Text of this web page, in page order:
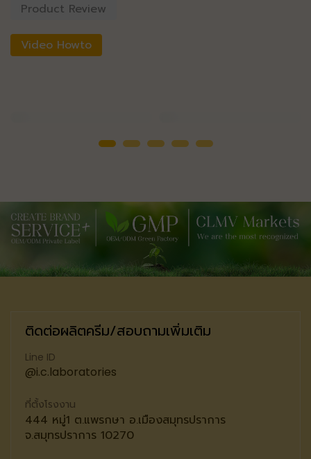
Product Review
Video Howto
ติดต่อผลิตครีม/สอบถามเพิ่มเติม
Line ID
@i.c.laboratories
ที่ตั้งโรงงาน
444 หมู่1 ต.แพรกษา อ.เมืองสมุทรปราการ
จ.สมุทรปราการ 10270